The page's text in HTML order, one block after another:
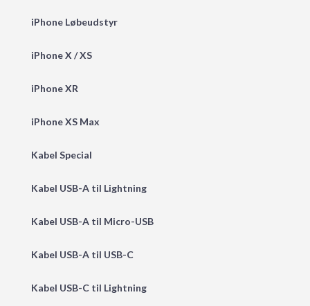
iPhone Løbeudstyr
iPhone X / XS
iPhone XR
iPhone XS Max
Kabel Special
Kabel USB-A til Lightning
Kabel USB-A til Micro-USB
Kabel USB-A til USB-C
Kabel USB-C til Lightning